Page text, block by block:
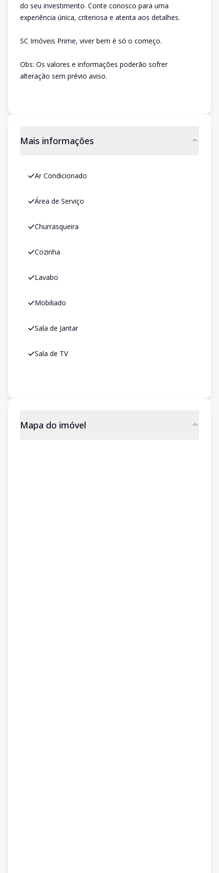
do seu investimento. Conte conosco para uma
experiência única, criteriosa e atenta aos detalhes.
SC Imóveis Prime, viver bem é só o começo.
Obs: Os valores e informações poderão sofrer
alteração sem prévio aviso.
Mais informações
Ar Condicionado
Área de Serviço
Churrasqueira
Cozinha
Lavabo
Mobiliado
Sala de Jantar
Sala de TV
Mapa do imóvel